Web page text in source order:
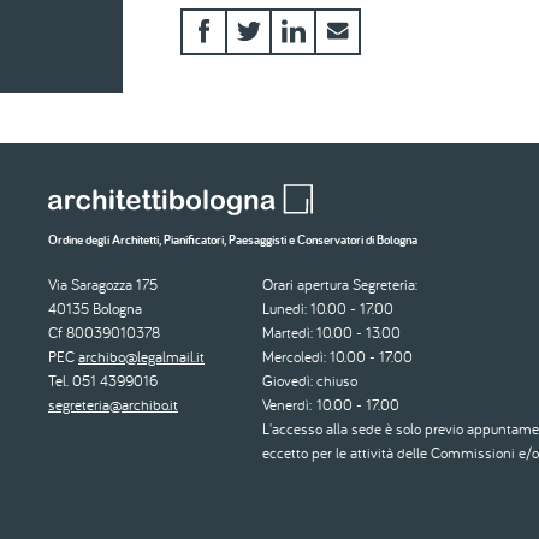
Ordine degli Architetti, Pianificatori, Paesaggisti e Conservatori di Bologna
Via Saragozza 175
40135 Bologna
Cf 80039010378
PECarchibo@legalmail.it
Tel. 051 4399016
segreteria@archibo.it
Orari apertura Segreteria:
Lunedì: 10.00 - 17.00
Martedì: 10.00 - 13.00
Mercoledì: 10.00 - 17.00
Giovedì: chiuso
Venerdì: 10.00 - 17.00
L'accesso alla sede è solo previo
eccetto per le attività delle Commissioni e/